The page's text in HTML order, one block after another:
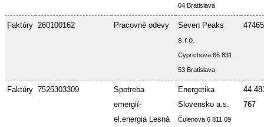
04 Bratislava
Faktúry 260100162 Pracovné odevy
Seven Peaks
s.r.o.
Cyprichova 66 831
53 Bratislava
Faktúry 7525303309
Spotreba
emergií-
el.energia Lesná
Energetika
Slovensko a.s.
Čulenova 6 811 09
44
767